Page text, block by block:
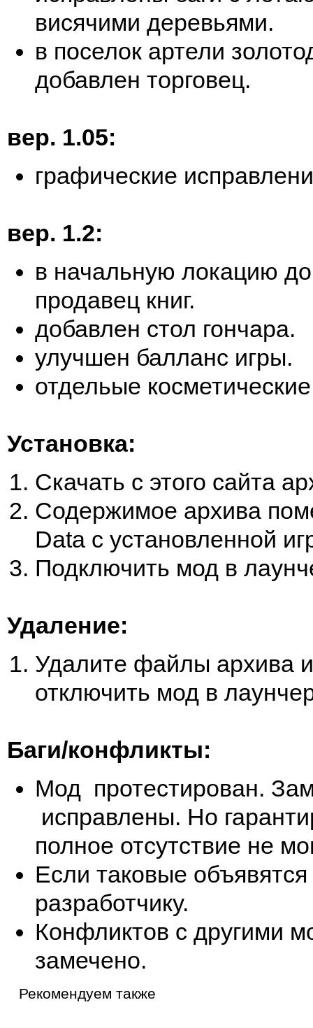
висячими деревьями.
в поселок артели
добавлен торговец.
вер. 1.05:
графические
вер. 1.2:
в начальную локацию
продавец книг.
добавлен стол гончара.
улучшен балланс игры.
отдельые
Установка:
Скачать с этого сайта
Содержимое архива
Data с установленной
Подключить мод в
Удаление:
Удалите файлы архива
отключить мод в
Баги/конфликты:
Мод протестирован.
исправлены. Но
полное отсутствие не
Если таковые
разработчику.
Конфликтов с другими
замечено.
Рекомендуем также